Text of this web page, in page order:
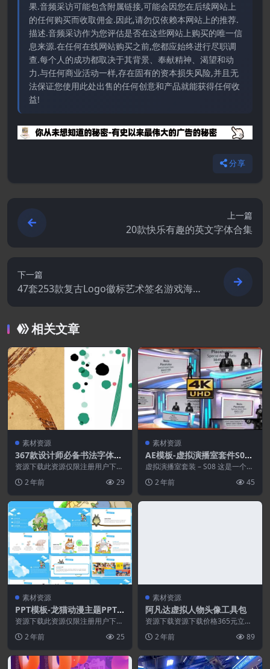
果.音频采访可能包含附属链接,可能会因您在后续网站上
的任何购买而收取佣金.因此,请勿仅依赖本网站上的推荐.
描述.音频采访作为您评估是否在这些网站上购买的唯一信
息来源.在任何在线网站购买之前,您都应始终进行尽职调
查.每个人的成功都取决于其背景、奉献精神、渴望和动
力.与任何商业活动一样,存在固有的资本损失风险,并且无
法保证您使用此处出售的任何创意和产品就能获得任何收
益!
分享
上一篇
20款快乐有趣的英文字体合集
下一篇
47套253款复古Logo徽标艺术签名游戏海报
品牌设计印刷英文字体
相关文章
素材资源
367款设计师必备书法字体海
报艺术设计中文字体
资源下载此资源仅限注册用户下
载，请先登录特别提醒:本网站不
保证所有资源永久更新资...
2 年前 29
素材资源
AE模板-虚拟演播室套件S08
[37918625].7z
虚拟演播室套装 – S08 这是一个逼
真的项目，适用于任何类型的节
目，如新闻、对...
2 年前 45
素材资源
PPT模板-龙猫动漫主题PPT
模板
资源下载此资源仅限注册用户下
保证所有资源永久更新资...
2 年前 25
素材资源
阿凡达虚拟人物头像工具包
资源下载资源下载价格365元立即
资源永久更新资源!...
2 年前 89